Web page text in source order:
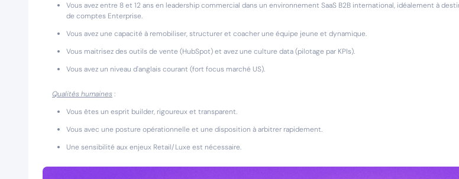
Vous avez entre 8 et 12 ans en leadership commercial dans un environnement SaaS B2B international, idéalement à
de comptes Enterprise.
Vous avez une capacité à remobiliser, structurer et coacher une équipe jeune et dynamique.
Vous maitrisez des outils de vente (HubSpot) et avez une culture data (pilotage par KPIs).
Vous avez un niveau d'anglais courant (fort focus marché US).
Qualités humaines:
Vous êtes un esprit builder, rigoureux et transparent.
Vous avec une posture opérationnelle et une disposition à arbitrer rapidement.
Une sensibilité aux enjeux Retail/Luxe est nécessaire.